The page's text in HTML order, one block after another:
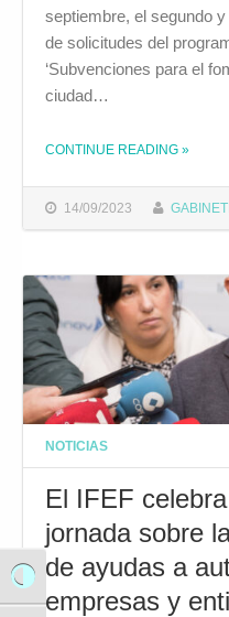
Alternar alto contraste
14/09/2023
septiembre, el segundo
de solicitudes del
‘Subvenciones para el
ciudad…
CONTINUE READING THE "EL IFEF ABRE LAS SOLICITUDES DEL
»
NOTICIAS
El IFEF
jornada sobre
de ayudas a
empresas y